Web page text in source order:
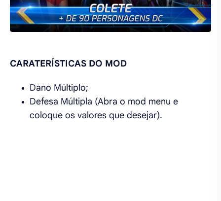
CARATERÍSTICAS DO MOD
Dano Múltiplo;
Defesa Múltipla (Abra o mod menu e
coloque os valores que desejar).